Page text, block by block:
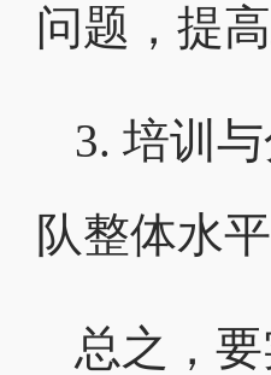
问题，提
3. 培训
队整体水
总之，